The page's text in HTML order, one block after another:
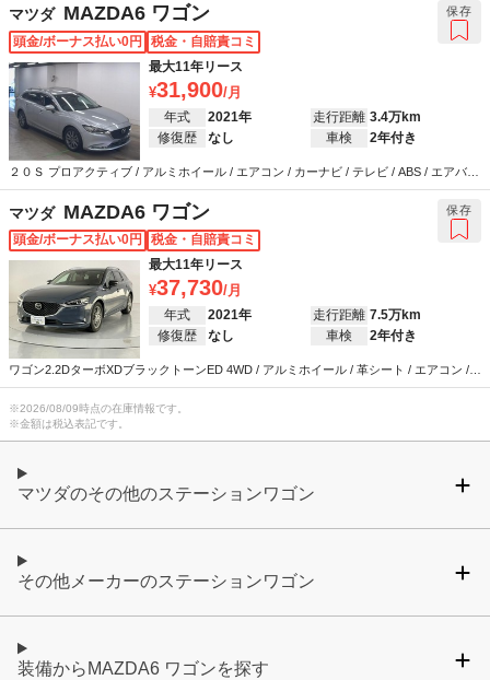
マツダ MAZDA6 ワゴン
頭金/ボーナス払い0円
税金・自賠責コミ
最大11年リース
31,900
年式 2021年 走行距離 3.4万km
修復歴
なし 車検 2年付き
２０Ｓ プロアクティブ / アルミホイール / エアコン / カーナビ / テレビ / ABS / エアバッ
グ / パワーステアリング / パワーウインドウ
保存
マツダ MAZDA6 ワゴン
頭金/ボーナス払い0円
税金・自賠責コミ
最大11年リース
37,730
年式 2021年 走行距離 7.5万km
修復歴
なし 車検 2年付き
ワゴン2.2DターボXDブラックトーンED 4WD / アルミホイール / 革シート / エアコン /
キーレス / カーナビ / テレビ / ABS / エアバッグ / パワーステアリング / パワーウインド
保存
※2026/08/09時点の在庫情報です。
※金額は税込表記です。
マツダのその他のステーションワゴン
その他メーカーのステーションワゴン
装備からMAZDA6 ワゴンを探す